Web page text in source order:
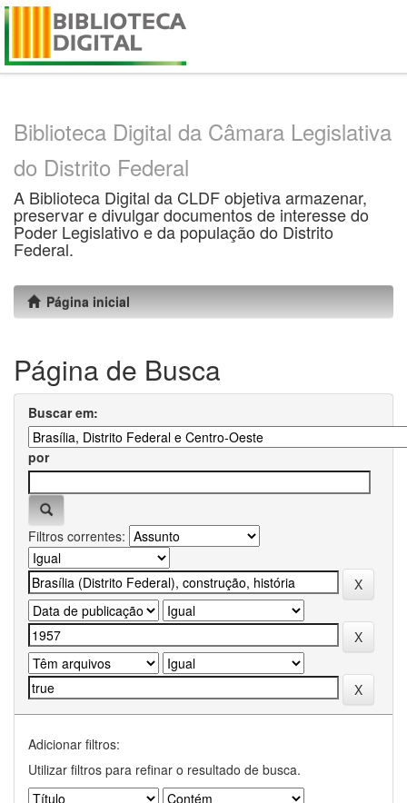
Skip
Biblioteca Digital da Câmara Legislativa
do Distrito Federal
A Biblioteca Digital da CLDF objetiva armazenar,
preservar e divulgar documentos de interesse do
Poder Legislativo e da população do Distrito
Federal.
Página inicial
Página de Busca
Buscar em:
por
Filtros correntes:
Adicionar filtros:
Utilizar filtros para refinar o resultado de busca.